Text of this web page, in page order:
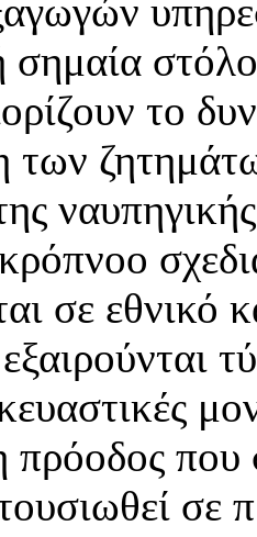
σημαία
το
των
σε εθνικό
πρόοδος που
σε